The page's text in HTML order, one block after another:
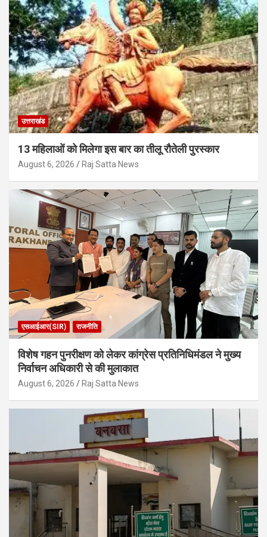
उत्तराखंड
13 महिलाओं को मिलेगा इस बार का तीलू रौतेली पुरस्कार
August 6, 2026 Raj Satta News
एसआईआर(SIR) राजनीति
विशेष गहन पुनरीक्षण को लेकर कांग्रेस प्रतिनिधिमंडल ने मुख्य
निर्वाचन अधिकारी से की मुलाकात
August 6, 2026 Raj Satta News